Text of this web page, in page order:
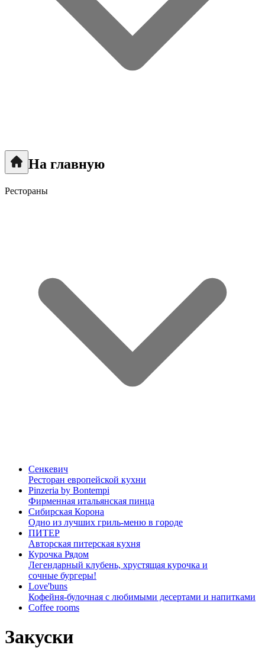
На главную
Рестораны
Сенкевич
Ресторан европейской кухни
Pinzeria by Bontempi
Фирменная итальянская пинца
Сибирская Корона
Одно из лучших гриль-меню в городе
ПИТЕР
Авторская питерская кухня
Курочка Рядом
Легендарный клубень, хрустящая курочка и
сочные бургеры!
Love'buns
Кофейня-булочная с любимыми десертами и напитками
Coffee rooms
Закуски